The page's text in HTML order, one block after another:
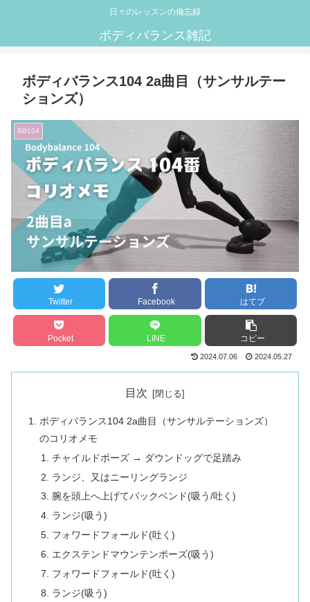
日々のレッスンの備忘録
ボディバランス雑記
ボディバランス104 2a曲目（サンサルテー
ションズ）
BB104
Twitter Facebook はてブ
Pocket LINE コピー
2024.07.06 2024.05.27
目次
ボディバランス104 2a曲目（サンサルテーションズ）
のコリオメモ
チャイルドポーズ → ダウンドッグで足踏み
ランジ、又はニーリングランジ
腕を頭上へ上げてバックベンド(吸う/吐く)
ランジ(吸う)
フォワードフォールド(吐く)
エクステンドマウンテンポーズ(吸う)
フォワードフォールド(吐く)
ランジ(吸う)